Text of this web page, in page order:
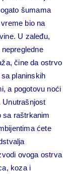
šumama
bio na
U zaleđu,
čine da ostrvo
planinskih
a pogotovu noći
Unutrašnjost
sa raštrkanim
ćete
ovoga ostrva
koza i